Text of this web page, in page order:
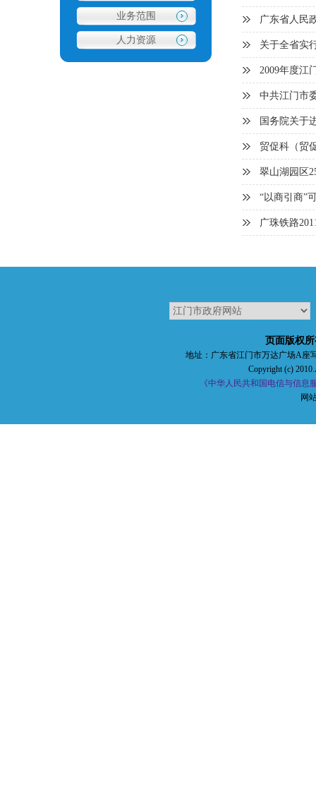
2
业务范围
人力资源
广东省人民
关于全省实
2009年度江
中共江门市
国务院关于
贸促科（贸
翠山湖园区
“以商引商”
广珠铁路
页面版权
地址：广东省江门市万达广场A座
Copyright (c)
《中华人民共和国电信与信息
网